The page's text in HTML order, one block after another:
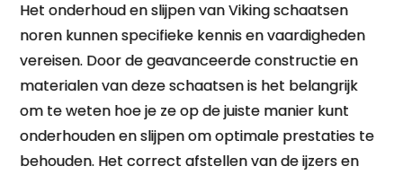
Het onderhoud en slijpen van Viking schaatsen
noren kunnen specifieke kennis en vaardigheden
vereisen. Door de geavanceerde constructie en
materialen van deze schaatsen is het belangrijk
om te weten hoe je ze op de juiste manier kunt
onderhouden en slijpen om optimale prestaties te
behouden. Het correct afstellen van de ijzers en